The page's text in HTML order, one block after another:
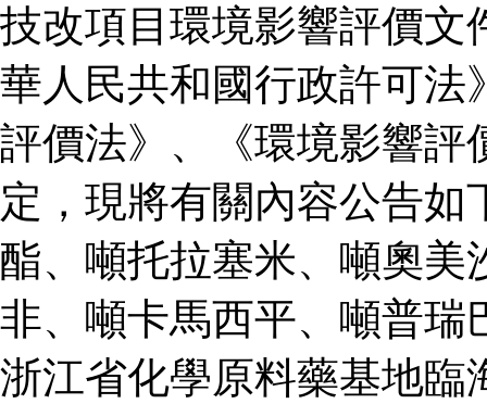
技改項目環境影響評價文
華人民共和國行政許可法
評價法》、《環境影響評
定，現將有關內容公告
酯、噸托拉塞米、噸奧美
非、噸卡馬西平、噸普瑞
浙江省化學原料藥基地臨